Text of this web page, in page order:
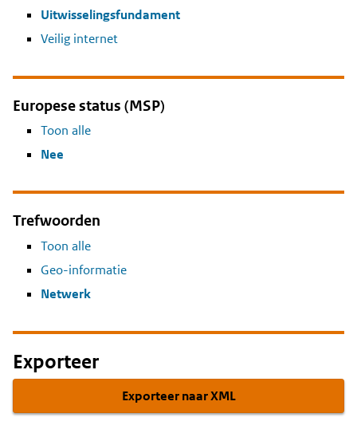
Uitwisselingsfundament
Veilig internet
Europese status (MSP)
Toon alle
Nee
Trefwoorden
Toon alle
Geo-informatie
Netwerk
Exporteer
Exporteer naar XML